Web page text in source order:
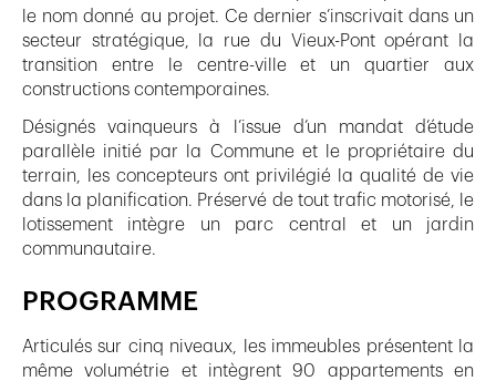
le nom donné au projet. Ce dernier s’inscrivait dans un
secteur stratégique, la rue du Vieux-Pont opérant la
transition entre le centre-ville et un quartier aux
constructions contemporaines.
Désignés vainqueurs à l’issue d’un mandat d’étude
parallèle initié par la Commune et le propriétaire du
terrain, les concepteurs ont privilégié la qualité de vie
dans la planification. Préservé de tout trafic motorisé, le
lotissement intègre un parc central et un jardin
communautaire.
PROGRAMME
Articulés sur cinq niveaux, les immeubles présentent la
même volumétrie et intègrent 90 appartements en